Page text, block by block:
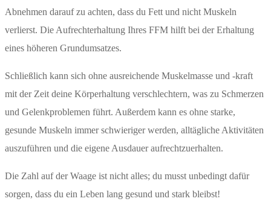
Abnehmen darauf zu achten, dass du Fett und nicht Muskeln
verlierst. Die Aufrechterhaltung Ihres FFM hilft bei der Erhaltung
eines höheren Grundumsatzes.
Schließlich kann sich ohne ausreichende Muskelmasse und -kraft
mit der Zeit deine Körperhaltung verschlechtern, was zu Schmerzen
und Gelenkproblemen führt. Außerdem kann es ohne starke,
gesunde Muskeln immer schwieriger werden, alltägliche Aktivitäten
auszuführen und die eigene Ausdauer aufrechtzuerhalten.
Die Zahl auf der Waage ist nicht alles; du musst unbedingt dafür
sorgen, dass du ein Leben lang gesund und stark bleibst!